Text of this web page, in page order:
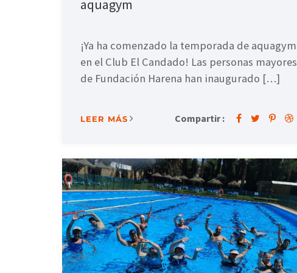
aquagym
¡Ya ha comenzado la temporada de aquagym
en el Club El Candado! Las personas mayores
de Fundación Harena han inaugurado […]
LEER MÁS Compartir :